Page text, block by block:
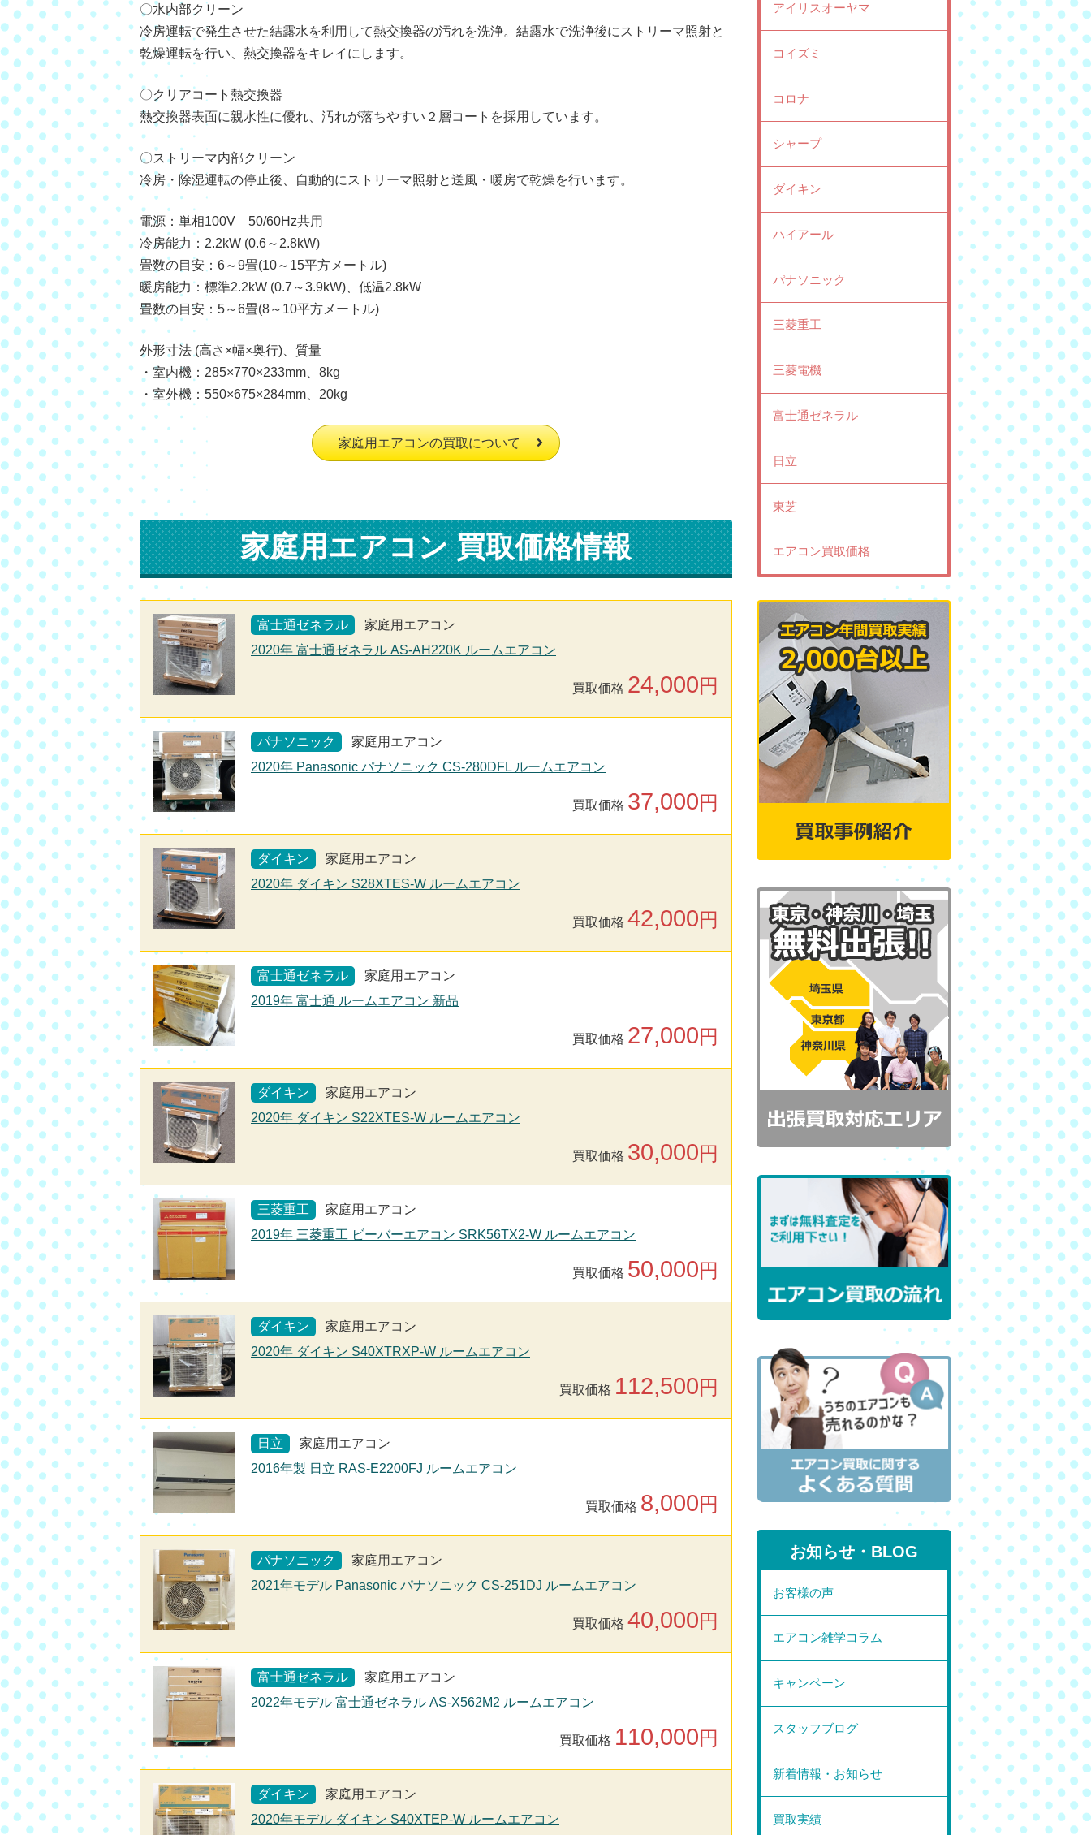
〇水内部クリーン
冷房運転で発生させた結露水を利用して熱交換器の汚れを洗浄。結露水で洗浄後にストリーマ照射と
乾燥運転を行い、熱交換器をキレイにします。
〇クリアコート熱交換器
熱交換器表面に親水性に優れ、汚れが落ちやすい２層コートを採用しています。
〇ストリーマ内部クリーン
冷房・除湿運転の停止後、自動的にストリーマ照射と送風・暖房で乾燥を行います。
電源：単相100V 50/60Hz共用
冷房能力：2.2kW (0.6～2.8kW)
畳数の目安：6～9畳(10～15平方メートル)
暖房能力：標準2.2kW (0.7～3.9kW)、低温2.8kW
畳数の目安：5～6畳(8～10平方メートル)
外形寸法 (高さ×幅×奥行)、質量
・室内機：285×770×233mm、8kg
・室外機：550×675×284mm、20kg
家庭用エアコンの買取について
家庭用エアコン 買取価格情報
富士通ゼネラル
家庭用エアコン
2020年 富士通ゼネラル AS-AH220K ルームエアコン
買取価格 24,000円
パナソニック
家庭用エアコン
2020年 Panasonic パナソニック CS-280DFL ルームエアコン
買取価格 37,000円
ダイキン
家庭用エアコン
2020年 ダイキン S28XTES-W ルームエアコン
買取価格 42,000円
富士通ゼネラル
家庭用エアコン
2019年 富士通 ルームエアコン 新品
買取価格 27,000円
ダイキン
家庭用エアコン
2020年 ダイキン S22XTES-W ルームエアコン
買取価格 30,000円
三菱重工
家庭用エアコン
2019年 三菱重工 ビーバーエアコン SRK56TX2-W ルームエアコン
買取価格 50,000円
ダイキン
家庭用エアコン
2020年 ダイキン S40XTRXP-W ルームエアコン
買取価格 112,500円
日立
家庭用エアコン
2016年製 日立 RAS-E2200FJ ルームエアコン
買取価格 8,000円
パナソニック
家庭用エアコン
2021年モデル Panasonic パナソニック CS-251DJ ルームエアコン
買取価格 40,000円
富士通ゼネラル
家庭用エアコン
2022年モデル 富士通ゼネラル AS-X562M2 ルームエアコン
買取価格 110,000円
ダイキン
家庭用エアコン
2020年モデル ダイキン S40XTEP-W ルームエアコン
アイリスオーヤマ
コイズミ
コロナ
シャープ
ダイキン
ハイアール
パナソニック
三菱重工
三菱電機
富士通ゼネラル
日立
東芝
エアコン買取価格
お知らせ・BLOG
お客様の声
エアコン雑学コラム
キャンペーン
スタッフブログ
新着情報・お知らせ
買取実績